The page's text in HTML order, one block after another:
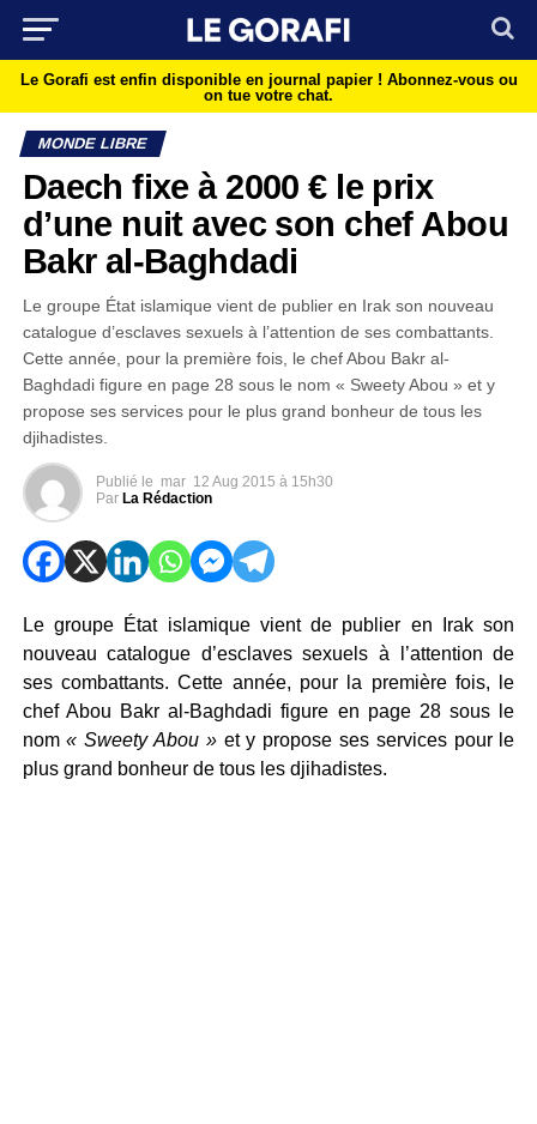
Le Gorafi est enfin disponible en journal papier ! Abonnez-vous ou
on tue votre chat.
MONDE LIBRE
Daech fixe à 2000 € le prix
d’une nuit avec son chef Abou
Bakr al-Baghdadi
Le groupe État islamique vient de publier en Irak son nouveau
catalogue d’esclaves sexuels à l’attention de ses combattants.
Cette année, pour la première fois, le chef Abou Bakr al-
Baghdadi figure en page 28 sous le nom « Sweety Abou » et y
propose ses services pour le plus grand bonheur de tous les
djihadistes.
Publié le mar 12 Aug 2015 à 15h30
Par La Rédaction
Le groupe État islamique vient de publier en Irak son
nouveau catalogue d’esclaves sexuels à l’attention de
ses combattants. Cette année, pour la première fois, le
chef Abou Bakr al-Baghdadi figure en page 28 sous le
nom« Sweety Abou »et y propose ses services pour le
plus grand bonheur de tous les djihadistes.